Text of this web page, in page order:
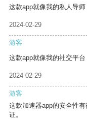
这款app就像我的私人导师
2024-02-29
游客
这款app就像我的社交平
2024-02-29
游客
这款加速器app的安全性
证。